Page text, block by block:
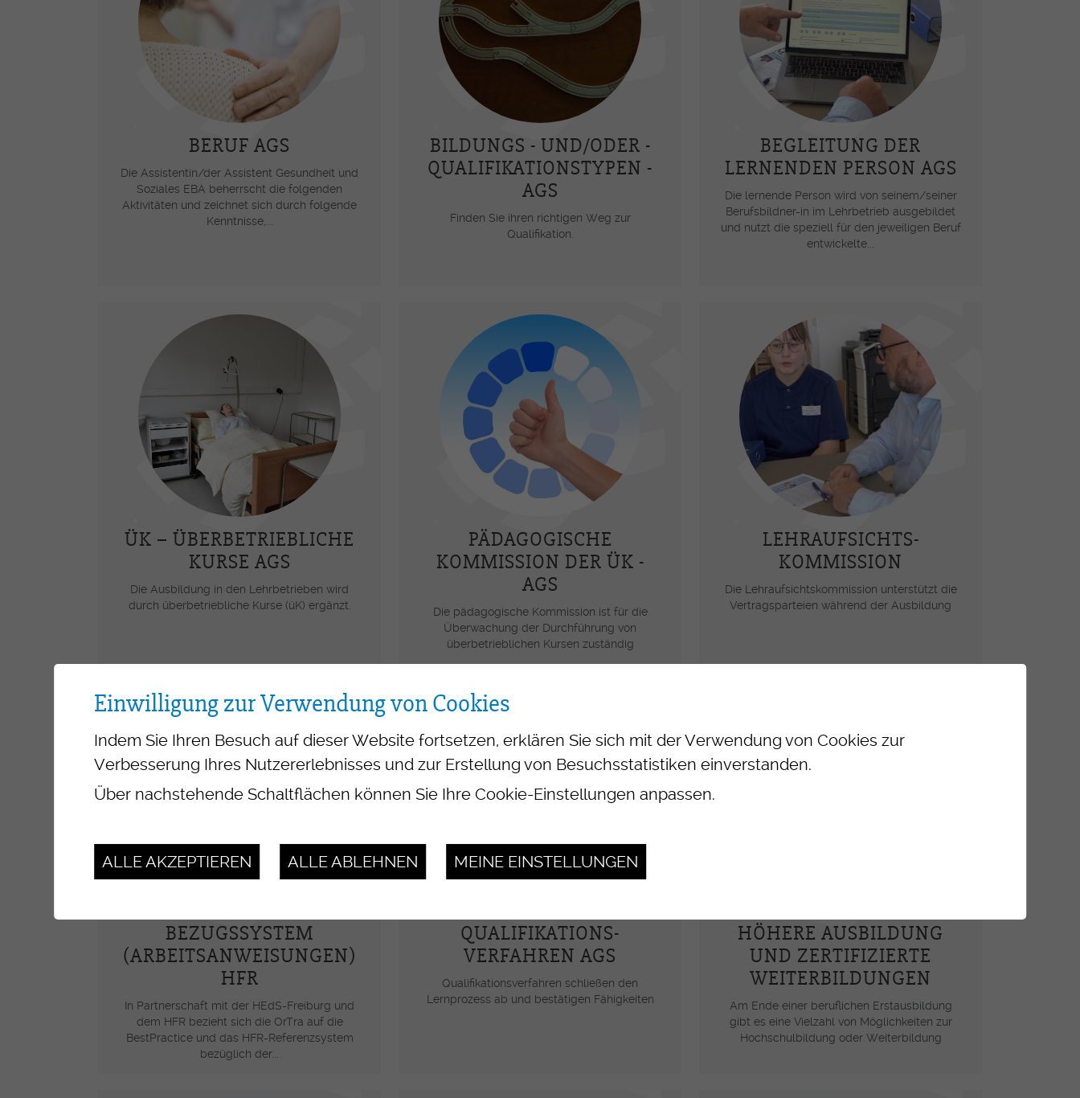
FaBe - Fachfrau/-mann
Betreuung EFZ
MPA - Medizinische-r
Praxisassistent-in EFZ
Medizinprodukttechnologe/-In
Fotos - Videos
Flash-Info INFRI
Links
Conférence OrTra
Aperitiv Lehrabschluss
Informationsveranstaltungen für
Berufsbildner-Innen ESSG/OrTra
Förderung der Arbeitsplätze
Umsetzung der Pflegeinitiative
Ausbildung auf Tertiärstufe
BERUF AGS
Die Assistentin/der Assistent Gesundheit und
Soziales EBA beherrscht die folgenden
Aktivitäten und zeichnet sich durch folgende
Kenntnisse,...
BILDUNGS - UND/ODER -
QUALIFIKATIONSTYPEN -
AGS
Finden Sie ihren richtigen Weg zur
Qualifikation.
BEGLEITUNG DER
LERNENDEN PERSON AGS
Die lernende Person wird von seinem/seiner
Berufsbildner-in im Lehrbetrieb ausgebildet
und nutzt die speziell für den jeweiligen Beruf
entwickelte...
ÜK – ÜBERBETRIEBLICHE
KURSE AGS
Die Ausbildung in den Lehrbetrieben wird
durch überbetriebliche Kurse (üK) ergänzt.
PÄDAGOGISCHE
KOMMISSION DER ÜK -
AGS
Die pädagogische Kommission ist für die
Überwachung der Durchführung von
überbetrieblichen Kursen zuständig
LEHRAUFSICHTS-
KOMMISSION
Die Lehraufsichtskommission unterstützt die
Vertragsparteien während der Ausbildung
BEZUGSSYSTEM
(ARBEITSANWEISUNGEN)
HFR
In Partnerschaft mit der HEdS-Freiburg und
dem HFR bezieht sich die OrTra auf die
BestPractice und das HFR-Referenzsystem
bezüglich der...
QUALIFIKATIONS-
VERFAHREN AGS
Qualifikationsverfahren schließen den
Lernprozess ab und bestätigen Fähigkeiten
HÖHERE AUSBILDUNG
UND ZERTIFIZIERTE
WEITERBILDUNGEN
Am Ende einer beruflichen Erstausbildung
gibt es eine Vielzahl von Möglichkeiten zur
Hochschulbildung oder Weiterbildung
Einwilligung zur Verwendung von Cookies
Indem Sie Ihren Besuch auf dieser Website fortsetzen, erklären Sie sich mit der Verwendung von Cookies zur
Verbesserung Ihres Nutzererlebnisses und zur Erstellung von Besuchsstatistiken einverstanden.
Über nachstehende Schaltflächen können Sie Ihre Cookie-Einstellungen anpassen.
ALLE AKZEPTIEREN ALLE ABLEHNEN MEINE EINSTELLUNGEN